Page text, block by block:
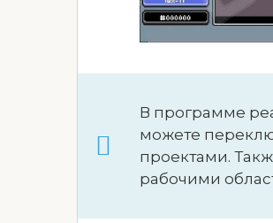
В программе
можете
проектами.
рабочими